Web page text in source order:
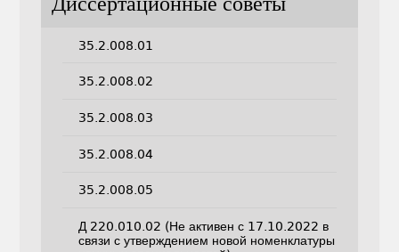
Диссертационные советы
35.2.008.01
35.2.008.02
35.2.008.03
35.2.008.04
35.2.008.05
Д 220.010.02 (Не активен с 17.10.2022 в
связи с утверждением новой номенклатуры